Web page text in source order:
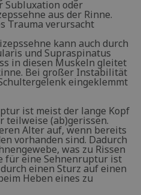
Subluxation oder
aus der Rinne.
Trauma verursacht
kann auch durch
und Supraspinatus
in diesen Muskeln gleitet
Bei großer Instabilität
eingeklemmt
ist meist der lange Kopf
teilweise (ab)gerissen.
Alter auf, wenn bereits
vorhanden sind. Dadurch
was zu Rissen
für eine Sehnenruptur ist
einen Sturz auf einen
Heben eines zu